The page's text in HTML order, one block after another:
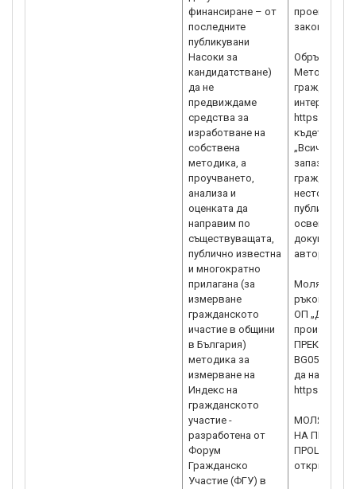
финансиране – от
последните
публикувани
Насоки за
кандидатстване)
да не
предвиждаме
средства за
изработване на
собствена
методика, а
проучването,
анализа и
оценката да
направим по
съществуващата,
публично известна
и многократно
прилагана (за
измерване
гражданското
ичастие в общини
в България)
методикa за
измерване на
Индекс на
гражданското
участие -
разработена от
Форум
Гражданско
Участие (ФГУ) в
проектното
Обръщаме
интернет
https://
където
„Всички
запазени
гражданско
освен с
документ и
автори.“
Моля да
ОП „Добро
да
https://
МОЛЯ,
НА
ПРОЦЕДУРА
откриване